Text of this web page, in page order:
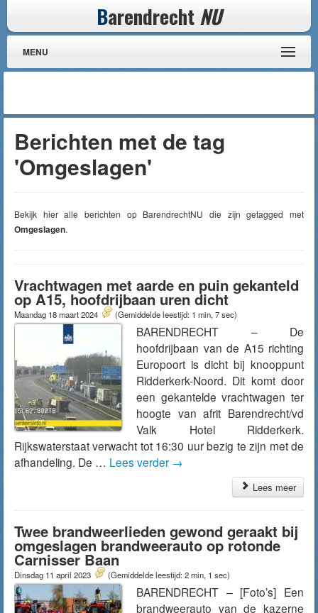
Barendrecht NU
MENU
Berichten met de tag
'Omgeslagen'
Bekijk hier alle berichten op BarendrechtNU die zijn getagged met
Omgeslagen.
Vrachtwagen met aarde en puin gekanteld
op A15, hoofdrijbaan uren dicht
Maandag 18 maart 2024 (Gemiddelde leestijd: 1 min, 7 sec)
BARENDRECHT – De
hoofdrijbaan van de A15 richting
Europoort is dicht bij knooppunt
Ridderkerk-Noord. Dit komt door
een gekantelde vrachtwagen ter
hoogte van afrit Barendrecht/vd
Valk Hotel Ridderkerk.
Rijkswaterstaat verwacht tot 16:30 uur bezig te zijn met de
afhandeling. De … Lees verder →
Lees meer
Twee brandweerlieden gewond geraakt bij
omgeslagen brandweerauto op rotonde
Carnisser Baan
Dinsdag 11 april 2023 (Gemiddelde leestijd: 2 min, 1 sec)
BARENDRECHT – [Foto’s] Een
brandweerauto van de kazerne